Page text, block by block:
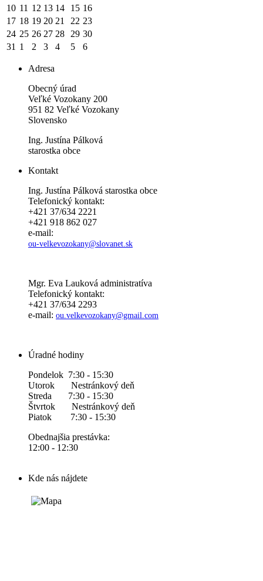
10 11 12 13 14 15 16
17 18 19 20 21 22 23
24 25 26 27 28 29 30
31 1 2 3 4 5 6
Adresa
Obecný úrad
Veľké Vozokany 200
951 82 Veľké Vozokany
Slovensko
Ing. Justína Pálková
starostka obce
Kontakt
Ing. Justína Pálková starostka obce
Telefonický kontakt:
+421 37/634 2221
+421 918 862 027
e-mail:
ou-velkevozokany@slovanet.sk
Mgr. Eva Lauková administratíva
Telefonický kontakt:
+421 37/634 2293
e-mail: ou.velkevozokany@gmail.com
Úradné hodiny
Pondelok 7:30 - 15:30
Utorok Nestránkový deň
Streda 7:30 - 15:30
Štvrtok Nestránkový deň
Piatok 7:30 - 15:30
Obednajšia prestávka:
12:00 - 12:30
Kde nás nájdete